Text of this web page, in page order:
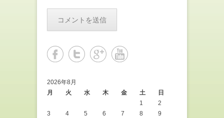
2026年8月
月
火 水 木 金 土
日
1
2
3
4 5 6 7 8
9